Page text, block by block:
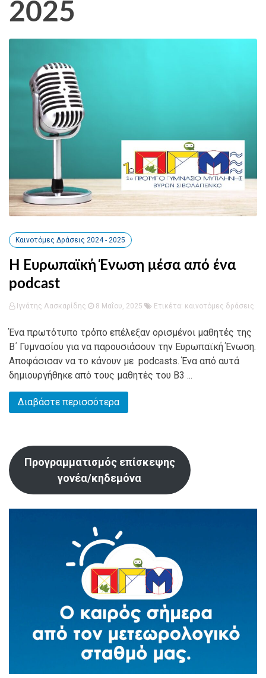
2025
Καινοτόμες Δράσεις 2024 - 2025
H Eυρωπαϊκή Ένωση μέσα από ένα
podcast
Ιγνάτης Λασκαρίδης 8 Μαΐου, 2025 Ετικέτα: καινοτόμες δράσεις
Ένα πρωτότυπο τρόπο επέλεξαν ορισμένοι μαθητές της
Β΄ Γυμνασίου για να παρουσιάσουν την Ευρωπαϊκή Ένωση.
Αποφάσισαν να το κάνουν με podcasts. Ένα από αυτά
δημιουργήθηκε από τους μαθητές του Β3 ...
Διαβάστε περισσότερα
Προγραμματισμός επίσκεψης
γονέα/κηδεμόνα